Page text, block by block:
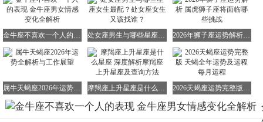
下，他们下班后会迫不及待地回家，享受一个人的舒适时
光。然而，如果家里多了一个他们不再爱的人，金牛男就会
逐渐变得不爱回家，宁愿蹭在亲戚家也不愿回去面对那个
人。
3. 频繁玩消失
虽然金牛男看上去脾气很好，但实际上他们并不愿意将自己
真实的一面完全展现出来。因此，一旦金牛男不再爱你，他
们就会选择躲起来，频繁地玩消失。即使被找到，他们也不
金牛座不喜欢一个人的表现 金牛座男女情感变化全解析 处女座男生与哪些星座女生最配？处女座女生又该找谁？ 2026年狮子座运势解析 属虎狮子座将面临哪些挑战
属牛天蝎座2026年运势全解析与工作展望 摩羯座上升星座是什么星座 深度解析摩羯座上升星座及查询方法 2026天蝎座运势完整版 天蝎全年运势及运程每月运程